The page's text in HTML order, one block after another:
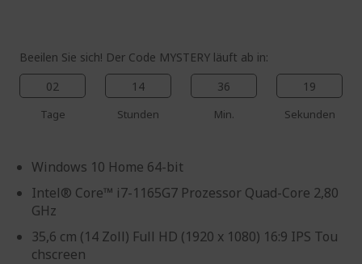
Beeilen Sie sich! Der Code MYSTERY läuft ab in:
02
Tage
14
Stunden
36
Min.
18
Sekunden
Windows 10 Home 64-bit
Intel® Core™ i7-1165G7 Prozessor Quad-Core 2,80
GHz
35,6 cm (14 Zoll) Full HD (1920 x 1080) 16:9 IPS Tou
chscreen